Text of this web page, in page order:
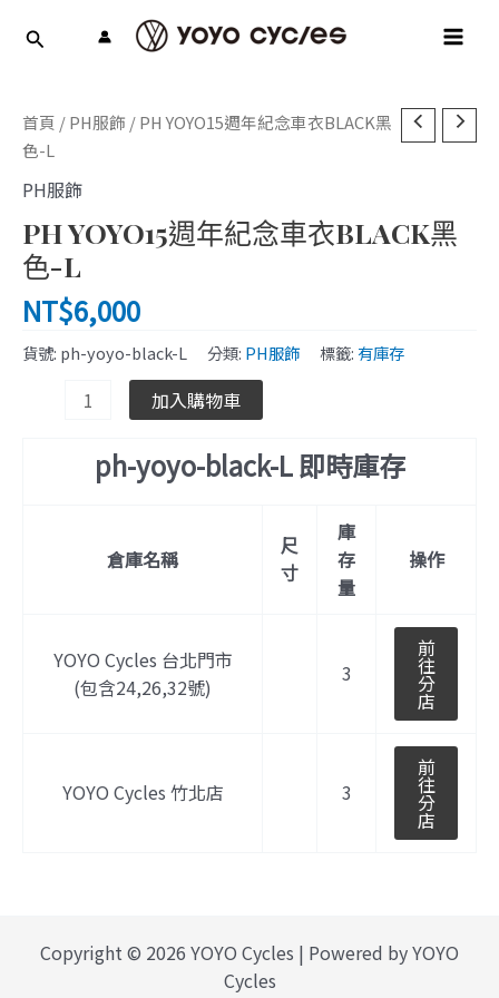
首頁 /PH服飾 / PH YOYO15週年紀念車衣BLACK黑
色-L
PH服飾
PH YOYO15週年紀念車衣BLACK黑
色-L
NT$6,000
貨號: ph-yoyo-black-L 分類: PH服飾 標籤: 有庫存
PH
YOYO15
年
紀
念
車
衣
BLACK
加入購物車
ph-yoyo-black-L 即時庫存
倉庫名稱
尺
寸
庫
存
量
操作
YOYO Cycles 台北門市
(包含24,26,32號)
3
前
往
分
店
YOYO Cycles 竹北店 3
前
往
分
店
Copyright © 2026 YOYO Cycles | Powered by YOYO
Cycles